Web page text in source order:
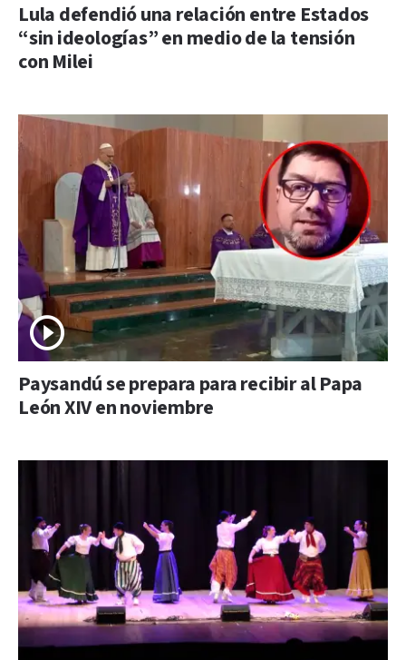
Lula defendió una relación entre Estados
“sin ideologías” en medio de la tensión
con Milei
Paysandú se prepara para recibir al Papa
León XIV en noviembre